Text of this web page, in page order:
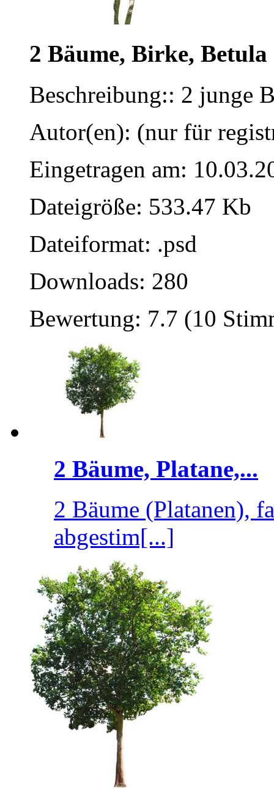
2 Bäume, Birke, Betula
Beschreibung:: 2 junge
Autor(en): (nur für
Eingetragen am:
Dateigröße: 533.47 Kb
Dateiformat: .psd
Downloads: 280
Bewertung: 7.7 (10
2 Bäume, Platane,...
2 Bäume (Platanen),
abgestim[...]